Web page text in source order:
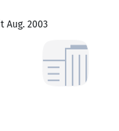
Aug. 2003